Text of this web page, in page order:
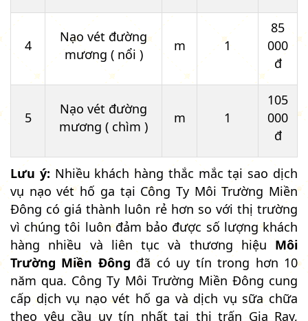
4
Nạo vét đường
mương ( nổi )
m 1
85
000
đ
5
Nạo vét đường
mương ( chìm )
m 1
105
000
đ
Lưu ý: Nhiều khách hàng thắc mắc tại sao dịch
vụ nạo vét hố ga tại Công Ty Môi Trường Miền
Đông có giá thành luôn rẻ hơn so với thị trường
vì chúng tôi luôn đảm bảo được số lượng khách
hàng nhiều và liên tục và thương hiệu Môi
Trường Miền Đông đã có uy tín trong hơn 10
năm qua. Công Ty Môi Trường Miền Đông cung
cấp dịch vụ nạo vét hố ga và dịch vụ sữa chữa
theo yêu cầu uy tín nhất tại thị trấn Gia Ray,